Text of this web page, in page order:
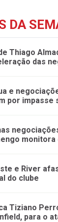
DA
Thiago
das
e
por impasse
monitora
e River
do clube
Tiziano
para o